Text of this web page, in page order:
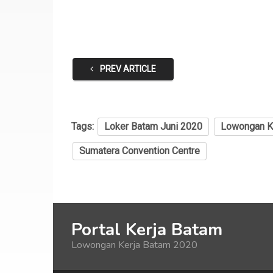
PREV ARTICLE
Tags: Loker Batam Juni 2020 Lowongan
Sumatera Convention Centre
Portal Kerja Batam
Lowongan Kerja Batam 2020